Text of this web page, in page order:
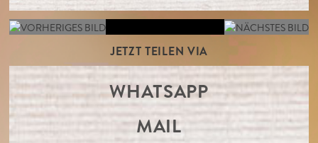
JETZT TEILEN VIA
WHATSAPP
MAIL